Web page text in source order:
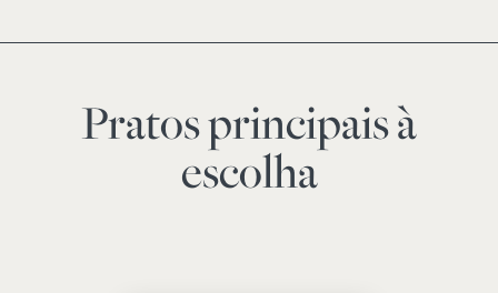
Pratos principais à
escolha